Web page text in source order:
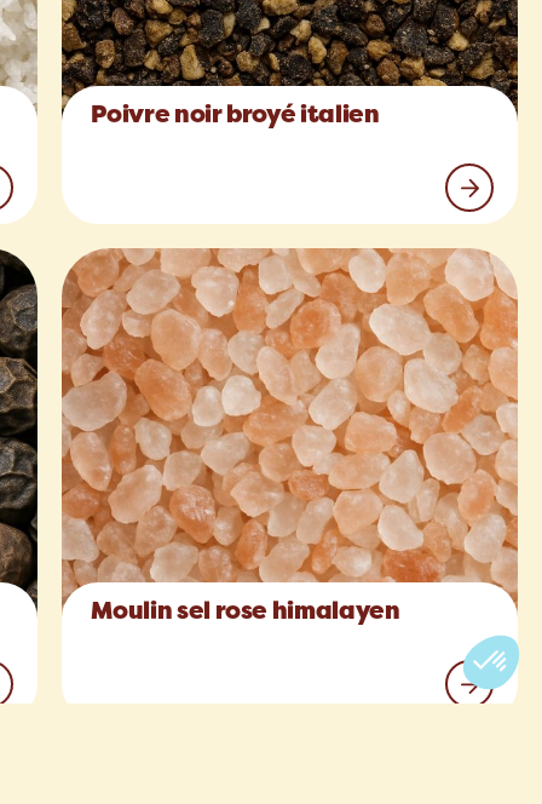
Poivre noir broyé italien
Moulin sel rose himalayen